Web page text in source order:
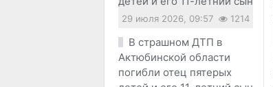
29 июля 2026, 09:57 1214
В страшном ДТП в
Актюбинской области
погибли отец пятерых